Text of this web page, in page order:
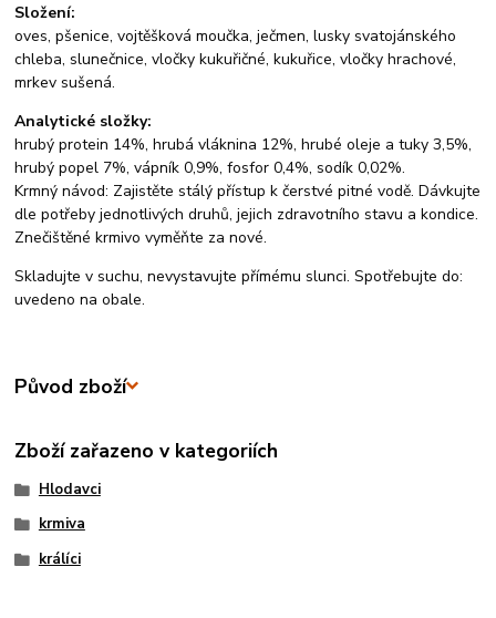
Složení:
oves, pšenice, vojtěšková moučka, ječmen, lusky svatojánského
chleba, slunečnice, vločky kukuřičné, kukuřice, vločky hrachové,
mrkev sušená.
Analytické složky:
hrubý protein 14%, hrubá vláknina 12%, hrubé oleje a tuky 3,5%,
hrubý popel 7%, vápník 0,9%, fosfor 0,4%, sodík 0,02%.
Krmný návod: Zajistěte stálý přístup k čerstvé pitné vodě. Dávkujte
dle potřeby jednotlivých druhů, jejich zdravotního stavu a kondice.
Znečištěné krmivo vyměňte za nové.
Skladujte v suchu, nevystavujte přímému slunci. Spotřebujte do:
uvedeno na obale.
Původ zboží
Zboží zařazeno v kategoriích
Hlodavci
krmiva
králíci